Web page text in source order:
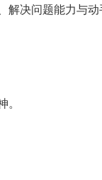
决问题能力与动
。